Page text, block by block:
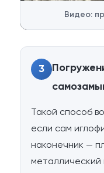
Видео:
3
Такой способ
если сам
наконечник —
металлический